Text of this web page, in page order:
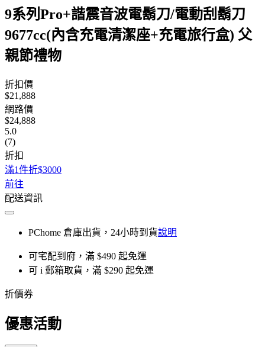
9系列Pro+諧震音波電鬍刀/電動刮鬍刀
9677cc(內含充電清潔座+充電旅行盒) 父
親節禮物
折扣價
$21,888
網路價
$24,888
5.0
(7)
折扣
滿1件折$3000
前往
配送資訊
PChome 倉庫出貨，24小時到貨說明
可宅配到府，滿 $490 起免運
可 i 郵箱取貨，滿 $290 起免運
折價券
優惠活動